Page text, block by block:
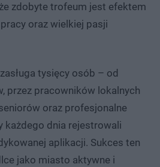
zdobyte trofeum jest efektem
oraz wielkiej pasji
tysięcy osób – od
przez pracowników lokalnych
oraz profesjonalne
każdego dnia rejestrowali
aplikacji. Sukces ten
jako miasto aktywne i